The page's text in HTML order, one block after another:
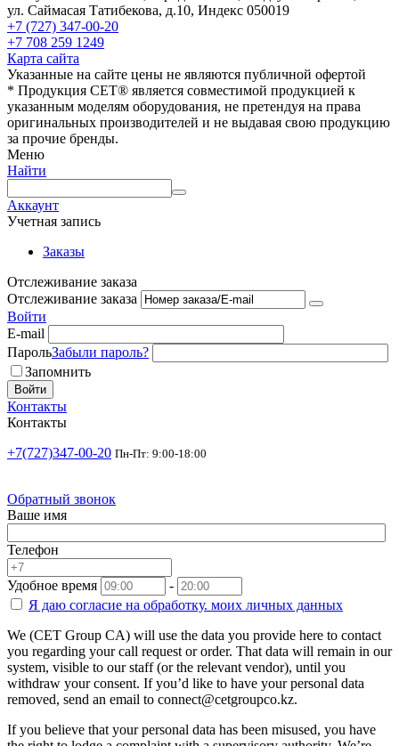
ул. Саймасая Татибекова, д.10, Индекс 050019
+7 (727) 347-00-20
+7 708 259 1249
Карта сайта
Указанные на сайте цены не являются публичной офертой
* Продукция СЕТ® является совместимой продукцией к
указанным моделям оборудования, не претендуя на права
оригинальных производителей и не выдавая свою продукцию
за прочие бренды.
Меню
Найти
Аккаунт
Учетная запись
Заказы
Отслеживание заказа
Отслеживание заказа
Войти
E-mail
ПарольЗабыли пароль?
Запомнить
Войти
Контакты
Контакты
+7(727)347-00-20 Пн-Пт: 9:00-18:00
Обратный звонок
Ваше имя
Телефон
Удобное время
-
Я даю согласие на обработку. моих личных данных
We (CET Group CA) will use the data you provide here to contact
you regarding your call request or order. That data will remain in our
system, visible to our staff (or the relevant vendor), until you
withdraw your consent. If you’d like to have your personal data
removed, send an email to connect@cetgroupco.kz.
If you believe that your personal data has been misused, you have